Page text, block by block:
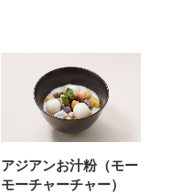
アジアンお汁粉（モー
モーチャーチャー）